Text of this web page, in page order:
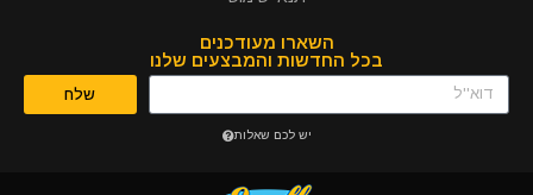
השארו מעודכנים
בכל החדשות והמבצעים שלנו
שלח
יש לכם שאלות